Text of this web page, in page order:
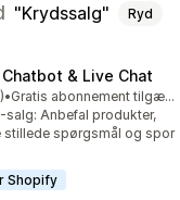
Krydssalg Ryd
& Live Chat
i alt
•
Gratis abonnement tilgængeligt
Anbefal produkter,
stillede spørgsmål og spor
Shopify